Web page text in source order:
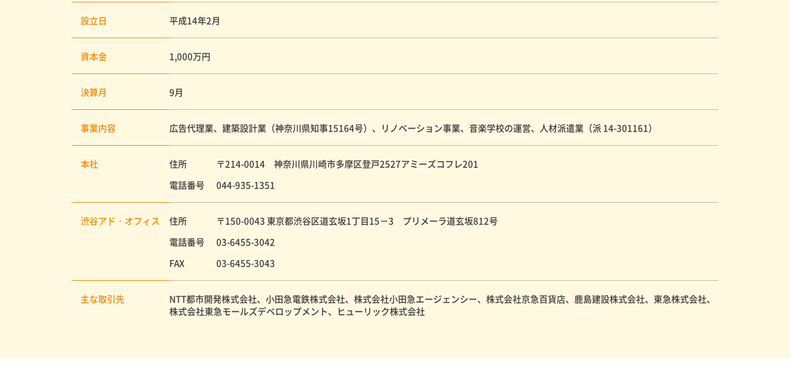
設立日 平成14年2月
資本金 1,000万円
決算月 9月
事業内容 広告代理業、建築設計業（神奈川県知事15164号）、リノベーション事業、音楽学校の運営、人材派遣業（派 14-301161）
本社 住所
〒214-0014 神奈川県川崎市多摩区登戸2527アミーズコフレ201
電話番号
044-935-1351
渋谷アド・オフィス 住所
〒150-0043 東京都渋谷区道玄坂1丁目15－3 プリメーラ道玄坂812号
電話番号
03-6455-3042
FAX
03-6455-3043
主な取引先
NTT都市開発株式会社、小田急電鉄株式会社、株式会社小田急エージェンシー、株式会社京急百貨店、鹿島建設株式会社、東急株式会社、
株式会社東急モールズデベロップメント、ヒューリック株式会社